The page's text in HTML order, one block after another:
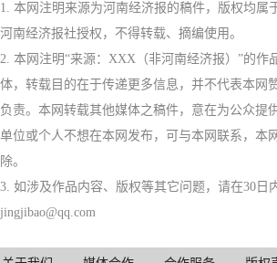
1. 本网注明来源为河南经济报的稿件，版权均属
河南经济报社授权，不得转载、摘编使用。
2. 本网注明“来源：XXX（非河南经济报）”的作
体，转载目的在于传递更多信息，并不代表本网
负责。本网转载其他媒体之稿件，意在为公众提
单位或个人不想在本网发布，可与本网联系，本
除。
3. 如涉及作品内容、版权等其它问题，请在30日
jingjibao@qq.com